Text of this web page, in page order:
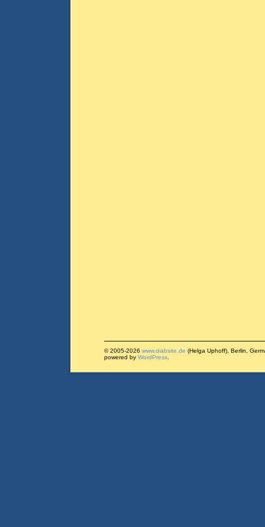
© 2005-2026 www.diabsite.de (Helga Uphoff), Berlin,
powered by WordPress.